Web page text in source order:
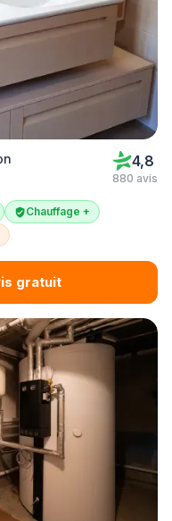
4,8
880 avis
Chauffage +
gratuit